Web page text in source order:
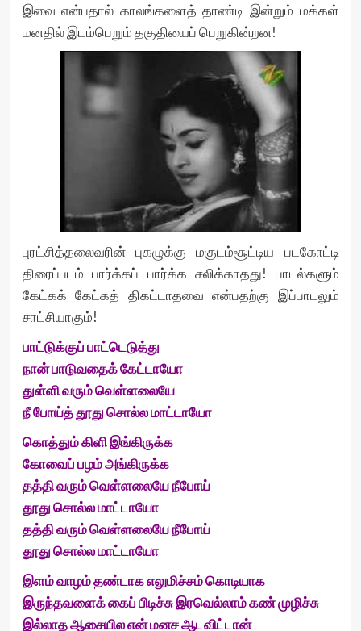
இவை என்பதால் காலங்களைத் தாண்டி இன்றும் மக்கள்
மனதில் இடம்பெறும் தகுதியைப் பெறுகின்றன!
புரட்சித்தலைவரின் புகழுக்கு மகுடம்சூட்டிய படகோட்டி
திரைப்படம் பார்க்கப் பார்க்க சலிக்காதது! பாடல்களும்
கேட்கக் கேட்கத் திகட்டாதவை என்பதற்கு இப்பாடலும்
சாட்சியாகும்!
பாட்டுக்குப் பாட்டெடுத்து
நான் பாடுவதைக் கேட்டாயோ
துள்ளி வரும் வெள்ளலையே
நீ போய்த் தூது சொல்ல மாட்டாயோ
கொத்தும் கிளி இங்கிருக்க
கோவைப் பழம் அங்கிருக்க
தத்தி வரும் வெள்ளலையே நீபோய்
தூது சொல்ல மாட்டாயோ
தத்தி வரும் வெள்ளலையே நீபோய்
தூது சொல்ல மாட்டாயோ
இளம் வாழம் தண்டாக எலுமிச்சம் கொடியாக
இருந்தவளைக் கைப் பிடிச்சு இரவெல்லாம் கண் முழிச்சு
இல்லாத ஆசையில என் மனச ஆடவிட்டான்